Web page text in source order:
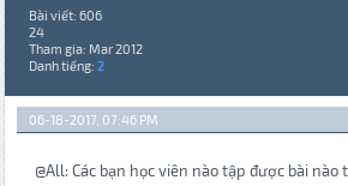
Bài viết: 606
24
Tham gia: Mar 2012
Danh tiếng: 2
06-18-2017, 07:46 PM
@All: Các bạn học viên nào tập được bài